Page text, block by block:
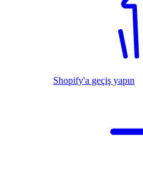
Shopify'a geçiş yapın